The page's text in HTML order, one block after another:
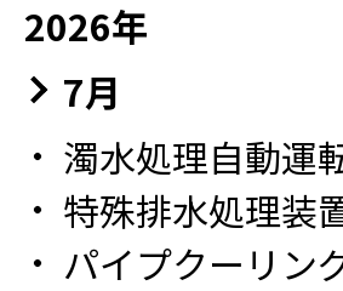
2026年
7月
濁水処理自動運
特殊排水処理装
パイプクーリン